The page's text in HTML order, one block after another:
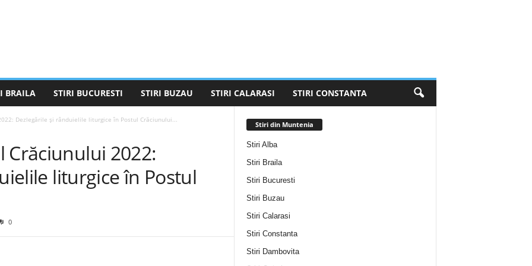
BRAILA STIRI BUCURESTI STIRI BUZAU STIRI CALARASI STIRI CONSTANTA
Dezlegările și rânduielile liturgice în Postul Crăciunului...
Crăciunului 2022:
liturgice în Postul
0
Stiri din Muntenia
Stiri Alba
Stiri Braila
Stiri Bucuresti
Stiri Buzau
Stiri Calarasi
Stiri Constanta
Stiri Dambovita